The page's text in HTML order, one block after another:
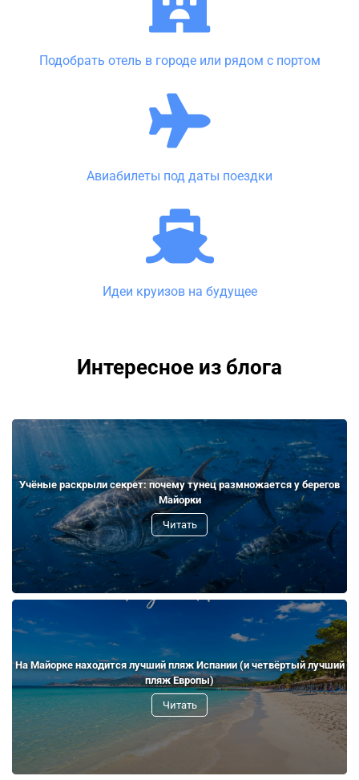
Подобрать отель в городе или рядом с портом
Авиабилеты под даты поездки
Идеи круизов на будущее
Интересное из блога
Учёные раскрыли секрет: почему тунец размножается у берегов
Майорки
Читать
На Майорке находится лучший пляж Испании (и четвёртый лучший
пляж Европы)
Читать